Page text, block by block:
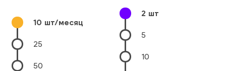
10 шт/месяц
25
50
2 шт
5
10